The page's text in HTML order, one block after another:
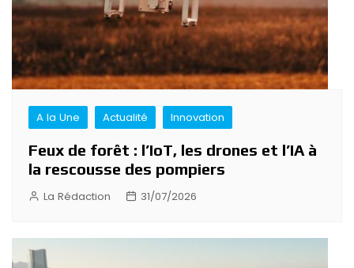
A la Une Actualité Innovation
Feux de forêt : l’IoT, les drones et l’IA à
la rescousse des pompiers
La Rédaction 31/07/2026